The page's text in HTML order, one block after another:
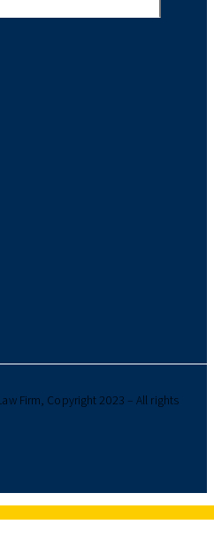
Firm, Copyright 2023 – All rights